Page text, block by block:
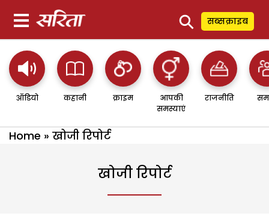
⚲ सब्सक्राइब
ऑडियो कहानी क्राइम
आपकी
समस्याएं
राजनीति
Home » खोजी रिपोर्ट
खोजी रिपोर्ट